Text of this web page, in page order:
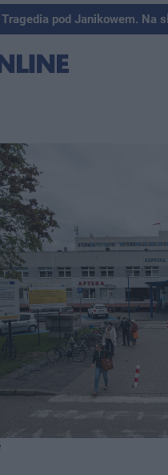
Tragedia pod Janikowem. Na